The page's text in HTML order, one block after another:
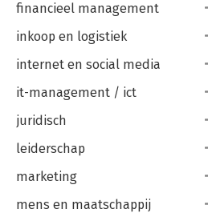
financieel management
inkoop en logistiek
internet en social media
it-management / ict
juridisch
leiderschap
marketing
mens en maatschappij